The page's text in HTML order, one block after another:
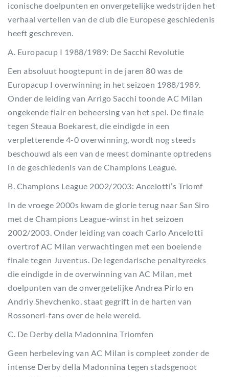
iconische doelpunten en onvergetelijke wedstrijden het
verhaal vertellen van de club die Europese geschiedenis
heeft geschreven.
A. Europacup I 1988/1989: De Sacchi Revolutie
Een absoluut hoogtepunt in de jaren 80 was de
Europacup I overwinning in het seizoen 1988/1989.
Onder de leiding van Arrigo Sacchi toonde AC Milan
ongekende flair en beheersing van het spel. De finale
tegen Steaua Boekarest, die eindigde in een
verpletterende 4-0 overwinning, wordt nog steeds
beschouwd als een van de meest dominante optredens
in de geschiedenis van de Champions League.
B. Champions League 2002/2003: Ancelotti’s Triomf
In de vroege 2000s kwam de glorie terug naar San Siro
met de Champions League-winst in het seizoen
2002/2003. Onder leiding van coach Carlo Ancelotti
overtrof AC Milan verwachtingen met een boeiende
finale tegen Juventus. De legendarische penaltyreeks
die eindigde in de overwinning van AC Milan, met
doelpunten van de onvergetelijke Andrea Pirlo en
Andriy Shevchenko, staat gegrift in de harten van
Rossoneri-fans over de hele wereld.
C. De Derby della Madonnina Triomfen
Geen herbeleving van AC Milan is compleet zonder de
intense Derby della Madonnina tegen stadsgenoot